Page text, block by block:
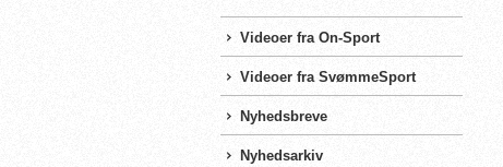
Videoer fra On-Sport
Videoer fra SvømmeSport
Nyhedsbreve
Nyhedsarkiv